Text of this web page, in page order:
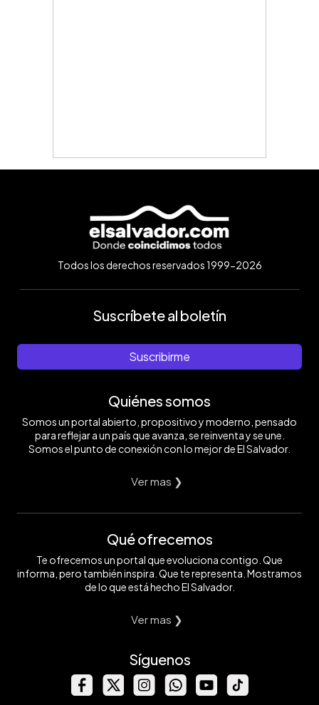
Todos los derechos reservados 1999-2026
Suscríbete al boletín
Suscribirme
Quiénes somos
Somos un portal abierto, propositivo y moderno, pensado
para reflejar a un país que avanza, se reinventa y se une.
Somos el punto de conexión con lo mejor de El Salvador.
Ver mas ❯
Qué ofrecemos
Te ofrecemos un portal que evoluciona contigo. Que
informa, pero también inspira. Que te representa. Mostramos
de lo que está hecho El Salvador.
Ver mas ❯
Síguenos